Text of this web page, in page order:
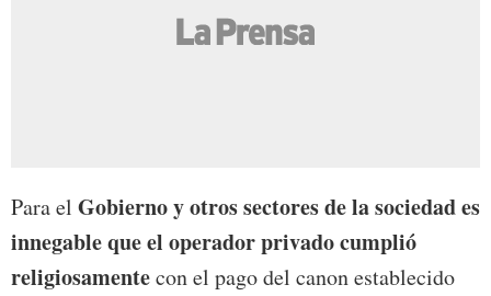
Para el Gobierno y otros sectores de la sociedad es
innegable que el operador privado cumplió
religiosamentecon el pago del canon establecido